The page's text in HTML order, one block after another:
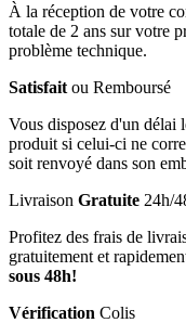
À la réception de votre
totale de 2 ans sur votre
problème technique.
Satisfait ou Remboursé
Vous disposez d'un délai
produit si celui-ci ne
soit renvoyé dans son
Livraison Gratuite 24h/
Profitez des frais de
gratuitement et
sous 48h!
Vérification Colis